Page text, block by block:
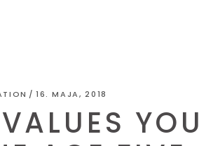
16. MAJA, 2018